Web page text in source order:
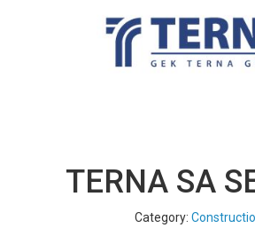
TERNA SA
Category: